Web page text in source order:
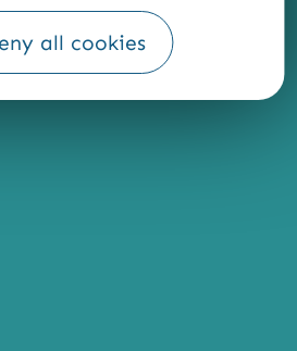
all cookies
par